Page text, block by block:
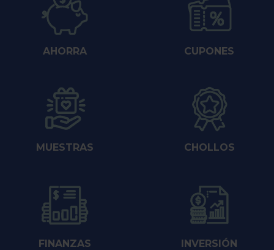
AHORRA CUPONES
MUESTRAS CHOLLOS
FINANZAS INVERSIÓN